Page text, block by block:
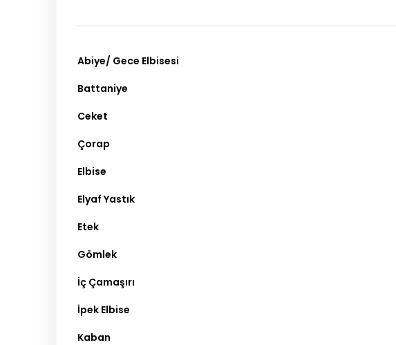
Abiye/ Gece Elbisesi
Battaniye
Ceket
Çorap
Elbise
Elyaf Yastık
Etek
Gömlek
İç Çamaşırı
İpek Elbise
Kaban